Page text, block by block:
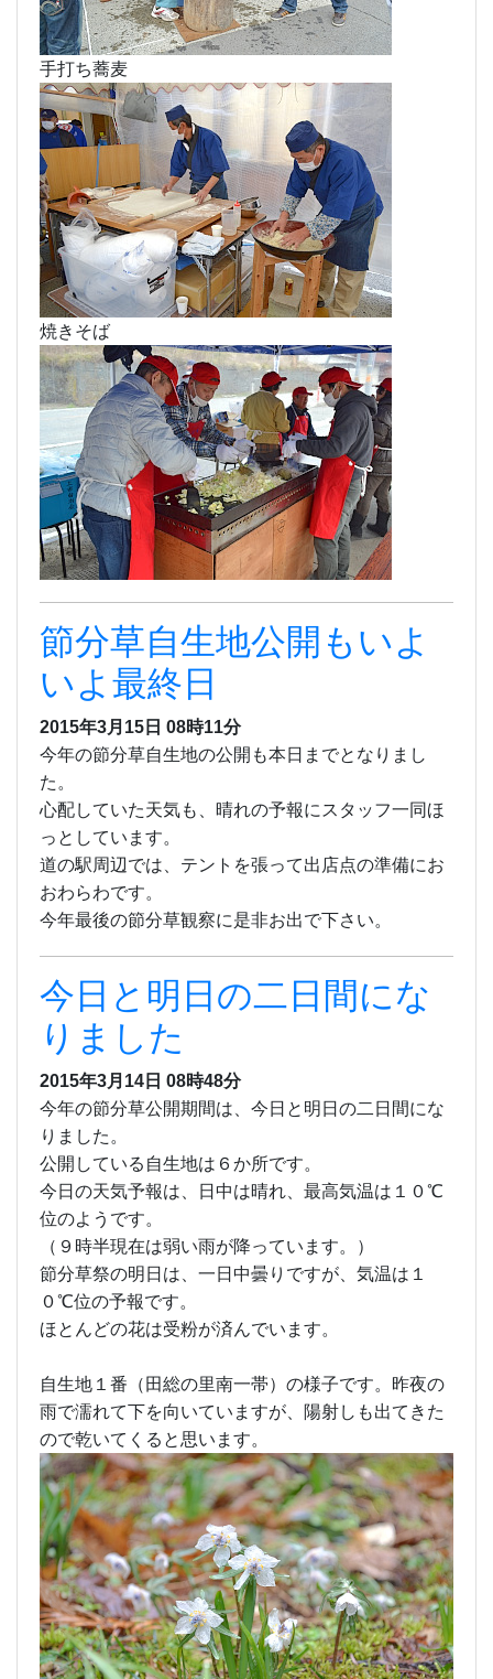
手打ち蕎麦
焼きそば
節分草自生地公開もいよ
いよ最終日
2015年3月15日 08時11分
今年の節分草自生地の公開も本日までとなりまし
た。
心配していた天気も、晴れの予報にスタッフ一同ほ
っとしています。
道の駅周辺では、テントを張って出店点の準備にお
おわらわです。
今年最後の節分草観察に是非お出で下さい。
今日と明日の二日間にな
りました
2015年3月14日 08時48分
今年の節分草公開期間は、今日と明日の二日間にな
りました。
公開している自生地は６か所です。
今日の天気予報は、日中は晴れ、最高気温は１０℃
位のようです。
（９時半現在は弱い雨が降っています。）
節分草祭の明日は、一日中曇りですが、気温は１
０℃位の予報です。
ほとんどの花は受粉が済んでいます。
自生地１番（田総の里南一帯）の様子です。昨夜の
雨で濡れて下を向いていますが、陽射しも出てきた
ので乾いてくると思います。